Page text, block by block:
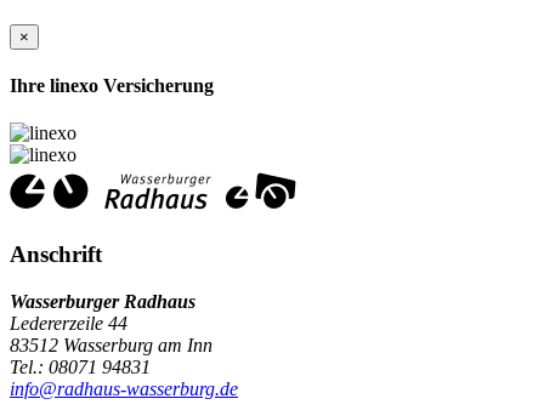
×
Ihre linexo Versicherung
Anschrift
Wasserburger Radhaus
Ledererzeile 44
83512 Wasserburg am Inn
Tel.: 08071 94831
info@radhaus-wasserburg.de